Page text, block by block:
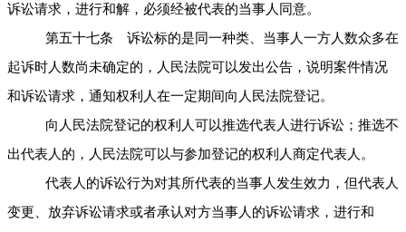
诉讼请求，进行和解，必须经被代表的当事人同意。
第五十七条 诉讼标的是同一种类、当事人一方人数众多在
起诉时人数尚未确定的，人民法院可以发出公告，说明案件情况
和诉讼请求，通知权利人在一定期间向人民法院登记。
向人民法院登记的权利人可以推选代表人进行诉讼；推选不
出代表人的，人民法院可以与参加登记的权利人商定代表人。
代表人的诉讼行为对其所代表的当事人发生效力，但代表人
变更、放弃诉讼请求或者承认对方当事人的诉讼请求，进行和